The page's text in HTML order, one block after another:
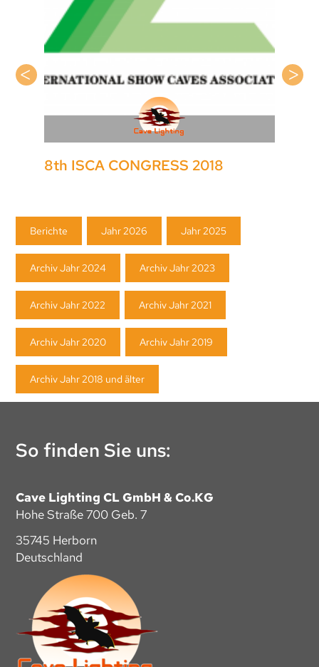
8th ISCA CONGRESS 2018
Navigation
Berichte Jahr 2026 Jahr 2025
Archiv Jahr 2024 Archiv Jahr 2023
Archiv Jahr 2022 Archiv Jahr 2021
Archiv Jahr 2020 Archiv Jahr 2019
Archiv Jahr 2018 und älter
So finden Sie uns:
Cave Lighting CL GmbH & Co.KG
Hohe Straße 700 Geb. 7
35745 Herborn
Deutschland